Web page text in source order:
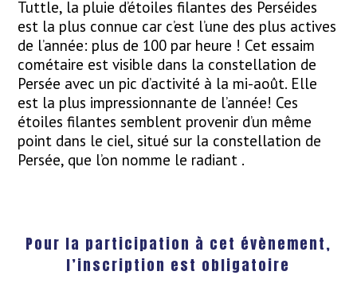
Tuttle, la pluie d’étoiles filantes des Perséides
est la plus connue car c’est l’une des plus actives
de l’année: plus de 100 par heure ! Cet essaim
cométaire est visible dans la constellation de
Persée avec un pic d’activité à la mi-août. Elle
est la plus impressionnante de l’année! Ces
étoiles filantes semblent provenir d’un même
point dans le ciel, situé sur la constellation de
Persée, que l’on nomme le radiant .
Pour la participation à cet évènement,
l’inscription est obligatoire